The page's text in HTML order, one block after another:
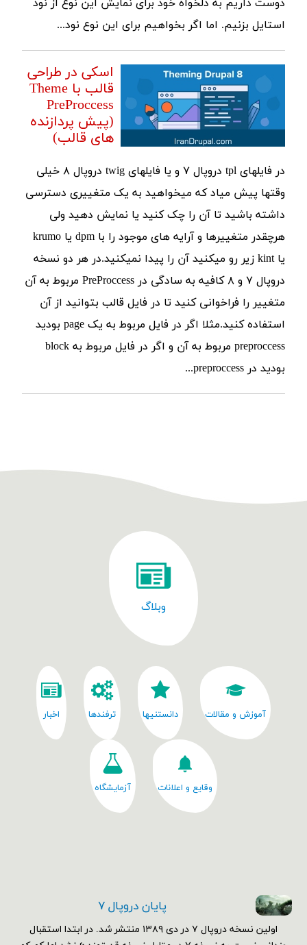
دوست داریم به دلخواه خود برای نمایش این نوع از نود
استایل بزنیم. اما اگر بخواهیم برای این نوع نود...
اسکی در طراحی
قالب با Theme
PreProccess
(پیش پردازنده
های قالب)
در فایلهای tpl دروپال ۷ و یا فایلهای twig دروپال ۸ خیلی
وقتها پیش میاد که میخواهید به یک متغییری دسترسی
داشته باشید تا آن را چک کنید یا نمایش دهید ولی
هرچقدر متغییرها و آرایه های موجود را با dpm یا krumo
یا kint زیر رو میکنید آن را پیدا نمی‎کنید.در هر دو نسخه
دروپال ۷ و ۸ کافیه به سادگی در PreProccess مربوط به آن
متغییر را فراخوانی کنید تا در فایل قالب بتوانید از آن
استفاده کنید.مثلا اگر در فایل مربوط به یک page بودید
preproccess مربوط به آن و اگر در فایل مربوط به block
بودید در preproccess...
وبلاگ
آموزش و مقالات دانستنیها ترفندها اخبار
وقایع و اعلانات آزمایشگاه
پایان دروپال ۷
اولین نسخه دروپال ۷ در دی ۱۳۸۹ منتشر شد. در ابتدا استقبال